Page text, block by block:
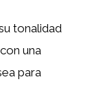
tonalidad
una
para